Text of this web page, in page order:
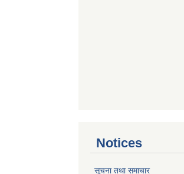
Notices
सूचना तथा समाचार